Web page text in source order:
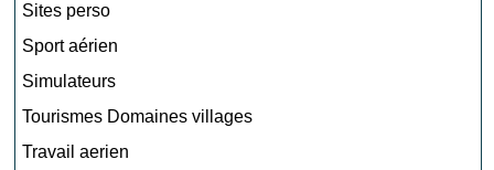
Sites perso
Sport aérien
Simulateurs
Tourismes Domaines villages
Travail aerien